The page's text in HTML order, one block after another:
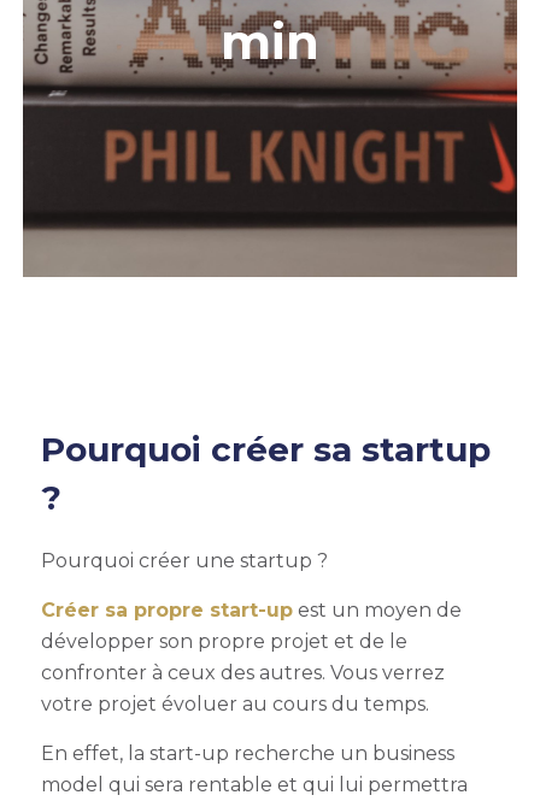
min
Pourquoi créer sa startup
?
Pourquoi créer une startup ?
Créer sa propre start-upest un moyen de
développer son propre projet et de le
confronter à ceux des autres. Vous verrez
votre projet évoluer au cours du temps.
En effet, la start-up recherche un business
model qui sera rentable et qui lui permettra